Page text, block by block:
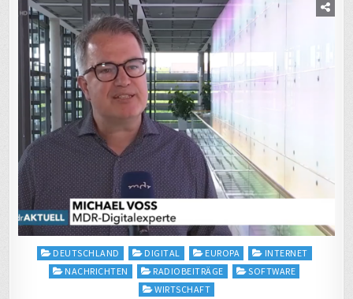
Posted
DEUTSCHLAND DIGITAL EUROPA
INTERNET
NACHRICHTEN
RADIOBEITRÄGE
SOFTWARE
WIRTSCHAFT